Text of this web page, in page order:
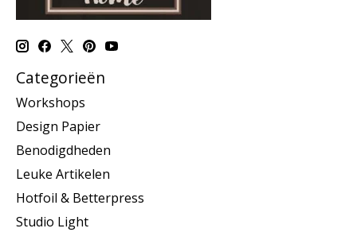
Categorieën
Workshops
Design Papier
Benodigdheden
Leuke Artikelen
Hotfoil & Betterpress
Studio Light